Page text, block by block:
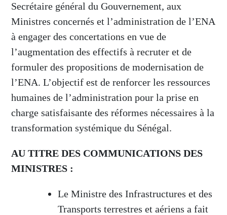
Secrétaire général du Gouvernement, aux
Ministres concernés et l’administration de l’ENA
à engager des concertations en vue de
l’augmentation des effectifs à recruter et de
formuler des propositions de modernisation de
l’ENA. L’objectif est de renforcer les ressources
humaines de l’administration pour la prise en
charge satisfaisante des réformes nécessaires à la
transformation systémique du Sénégal.
AU TITRE DES COMMUNICATIONS DES
MINISTRES :
Le Ministre des Infrastructures et des
Transports terrestres et aériens a fait